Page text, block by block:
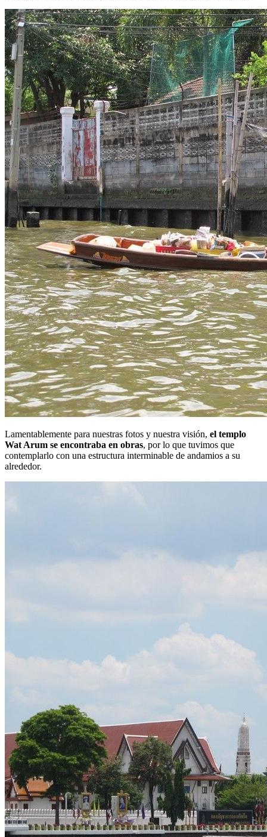
Lamentablemente para nuestras fotos y nuestra visión, el templo
Wat Arum se encontraba en obras, por lo que tuvimos que
contemplarlo con una estructura interminable de andamios a su
alrededor.